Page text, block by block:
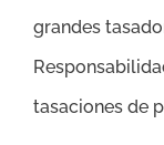
grandes
tasaciones de